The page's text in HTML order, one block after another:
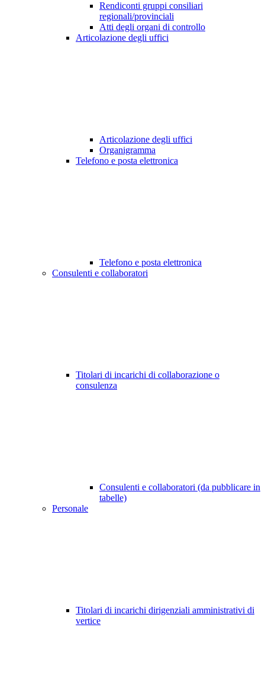
Rendiconti gruppi consiliari
regionali/provinciali
Atti degli organi di controllo
Articolazione degli uffici
Articolazione degli uffici
Organigramma
Telefono e posta elettronica
Telefono e posta elettronica
Consulenti e collaboratori
Titolari di incarichi di collaborazione o
consulenza
Consulenti e collaboratori (da pubblicare in
tabelle)
Personale
Titolari di incarichi dirigenziali amministrativi di
vertice